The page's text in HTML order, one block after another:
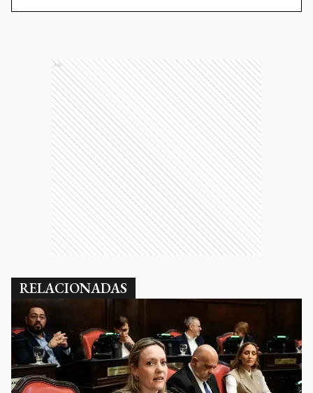
Ads
RELACIONADAS